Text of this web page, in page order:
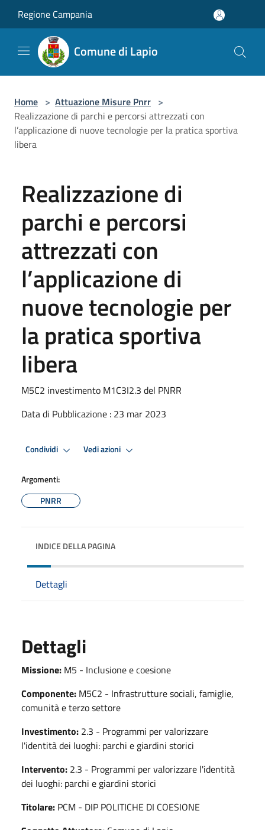
Regione Campania
Comune di Lapio
Home > Attuazione Misure Pnrr >
Realizzazione di parchi e percorsi attrezzati con
l’applicazione di nuove tecnologie per la pratica sportiva
libera
Realizzazione di
parchi e percorsi
attrezzati con
l’applicazione di
nuove tecnologie per
la pratica sportiva
libera
M5C2 investimento M1C3I2.3 del PNRR
Data di Pubblicazione : 23 mar 2023
Condividi Vedi azioni
Argomenti:
PNRR
INDICE DELLA PAGINA
Dettagli
Dettagli
Missione: M5 - Inclusione e coesione
Componente: M5C2 - Infrastrutture sociali, famiglie,
comunità e terzo settore
Investimento: 2.3 - Programmi per valorizzare
l'identità dei luoghi: parchi e giardini storici
Intervento: 2.3 - Programmi per valorizzare l'identità
dei luoghi: parchi e giardini storici
Titolare: PCM - DIP POLITICHE DI COESIONE